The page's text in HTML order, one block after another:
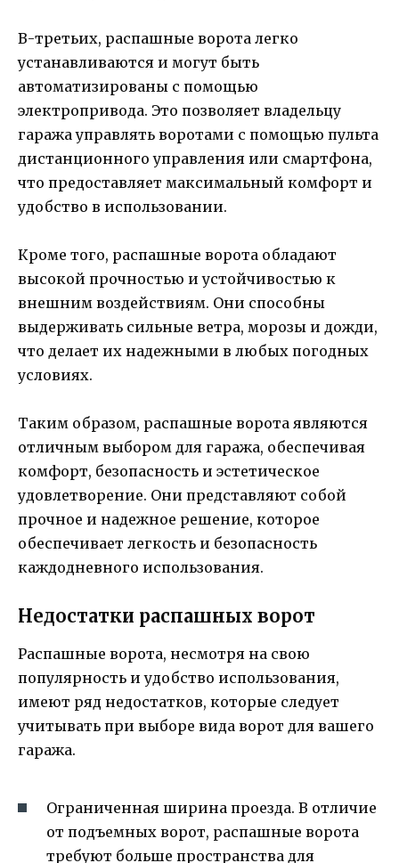
В-третьих, распашные ворота легко
устанавливаются и могут быть
автоматизированы с помощью
электропривода. Это позволяет владельцу
гаража управлять воротами с помощью пульта
дистанционного управления или смартфона,
что предоставляет максимальный комфорт и
удобство в использовании.
Кроме того, распашные ворота обладают
высокой прочностью и устойчивостью к
внешним воздействиям. Они способны
выдерживать сильные ветра, морозы и дожди,
что делает их надежными в любых погодных
условиях.
Таким образом, распашные ворота являются
отличным выбором для гаража, обеспечивая
комфорт, безопасность и эстетическое
удовлетворение. Они представляют собой
прочное и надежное решение, которое
обеспечивает легкость и безопасность
каждодневного использования.
Недостатки распашных ворот
Распашные ворота, несмотря на свою
популярность и удобство использования,
имеют ряд недостатков, которые следует
учитывать при выборе вида ворот для вашего
гаража.
Ограниченная ширина проезда. В отличие
от подъемных ворот, распашные ворота
требуют больше пространства для